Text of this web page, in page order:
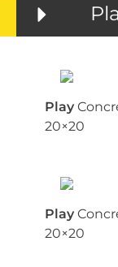
Play
20×20
Play
20×20